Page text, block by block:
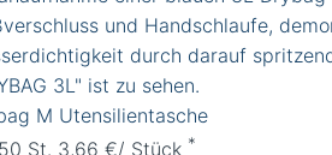
M Utensilientasche
St. 3,66 €/ Stück *